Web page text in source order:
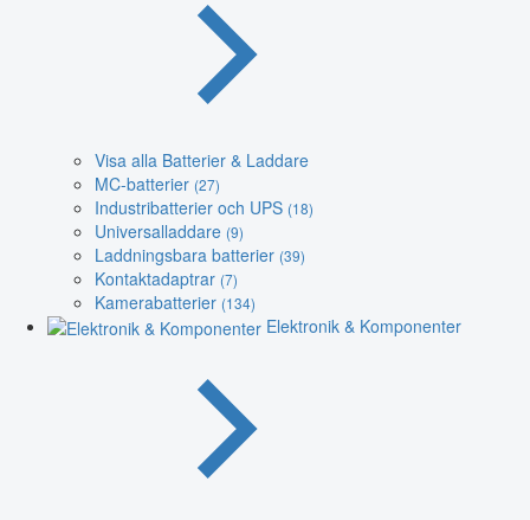
Visa alla Batterier & Laddare
MC-batterier (27)
Industribatterier och UPS (18)
Universalladdare (9)
Laddningsbara batterier (39)
Kontaktadaptrar (7)
Kamerabatterier (134)
Elektronik & Komponenter